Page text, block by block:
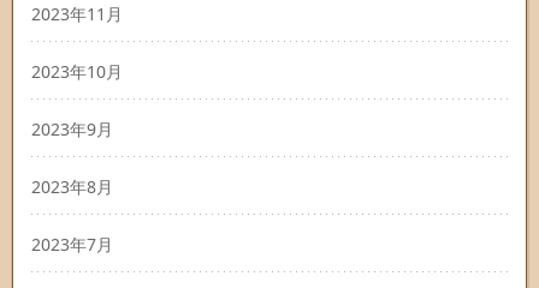
2023年11月
2023年10月
2023年9月
2023年8月
2023年7月